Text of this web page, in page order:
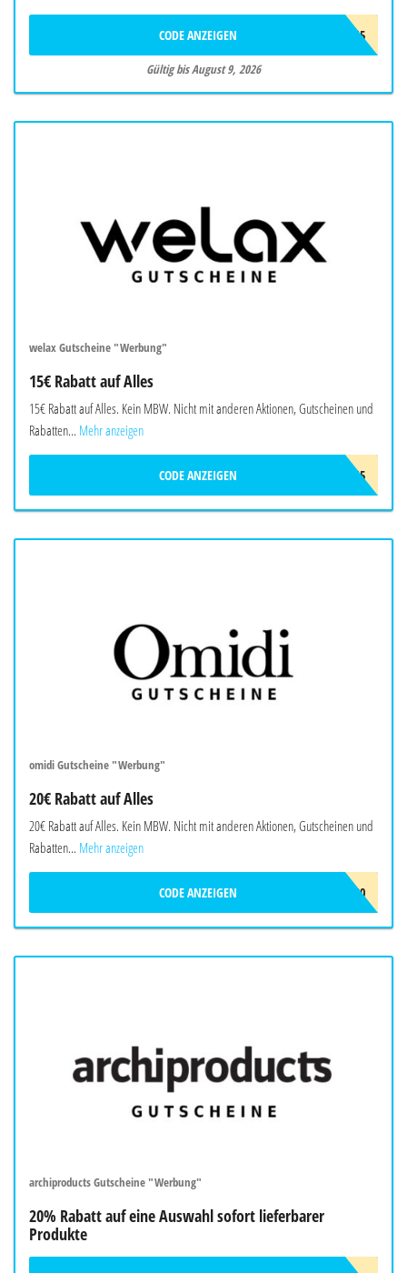
SUMMER15
CODE ANZEIGEN
Gültig bis August 9, 2026
welax Gutscheine "Werbung"
15€ Rabatt auf Alles
15€ Rabatt auf Alles. Kein MBW. Nicht mit anderen Aktionen, Gutscheinen und
Rabatten... Mehr anzeigen
WELAX15
CODE ANZEIGEN
omidi Gutscheine "Werbung"
20€ Rabatt auf Alles
20€ Rabatt auf Alles. Kein MBW. Nicht mit anderen Aktionen, Gutscheinen und
Rabatten... Mehr anzeigen
OMIDI20
CODE ANZEIGEN
archiproducts Gutscheine "Werbung"
20% Rabatt auf eine Auswahl sofort lieferbarer
Produkte